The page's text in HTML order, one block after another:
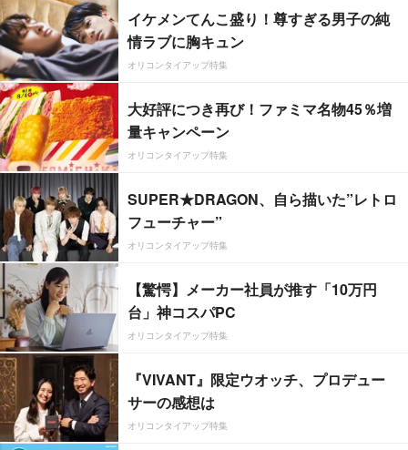
イケメンてんこ盛り！尊すぎる男子の純
情ラブに胸キュン
オリコンタイアップ特集
大好評につき再び！ファミマ名物45％増
量キャンペーン
オリコンタイアップ特集
SUPER★DRAGON、自ら描いた”レトロ
フューチャー”
オリコンタイアップ特集
【驚愕】メーカー社員が推す「10万円
台」神コスパPC
オリコンタイアップ特集
『VIVANT』限定ウオッチ、プロデュー
サーの感想は
オリコンタイアップ特集